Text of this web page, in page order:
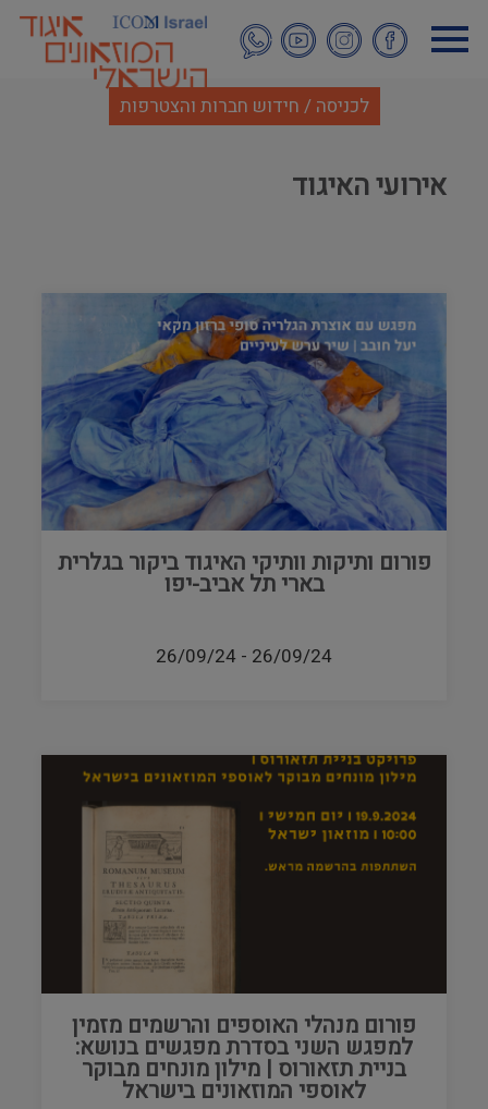
לתוכן
העיקרי
לכניסה / חידוש חברות והצטרפות
אירועי האיגוד
פורום ותיקות וותיקי האיגוד ביקור בגלרית
בארי תל אביב-יפו
26/09/24
-
26/09/24
פורום מנהלי האוספים והרשמים מזמין
למפגש השני בסדרת מפגשים בנושא:
בניית תזאורוס | מילון מונחים מבוקר
לאוספי המוזאונים בישראל